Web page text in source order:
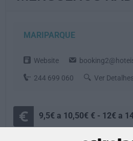
MARIPARQUE
Website
244 699 060 Ver Detalhes
9,5€ a 10,50€ € - 12€ a